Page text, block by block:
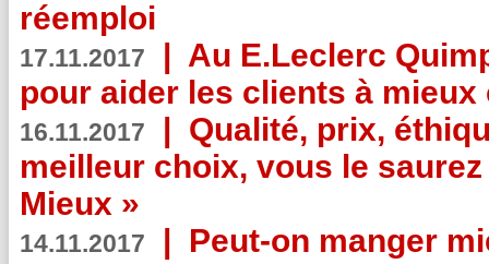
réemploi
17.11.2017 | Au E.Leclerc
pour aider les clients à
16.11.2017 | Qualité, prix,
meilleur choix, vous le
Mieux »
14.11.2017 | Peut-on manger